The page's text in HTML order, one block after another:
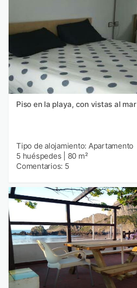
Piso en la playa, con vistas al mar
Tipo de alojamiento: Apartamento
5 huéspedes
80 m²
Comentarios: 5